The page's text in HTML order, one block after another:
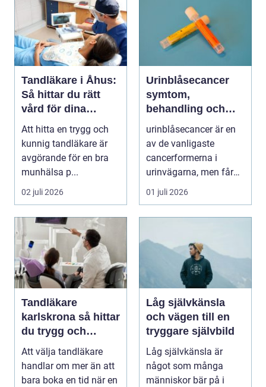
Tandläkare i Åhus:
Så hittar du rätt
vård för dina
tänder
Att hitta en trygg och
kunnig tandläkare är
avgörande för en bra
munhälsa p...
02 juli 2026
Urinblåsecancer
symtom,
behandling och
vägen vidare
urinblåsecancer är en
av de vanligaste
cancerformerna i
urinvägarna, men får
ofta mindre
01 juli 2026
Tandläkare
karlskrona så hittar
du trygg och
långsiktig tandvård
Att välja tandläkare
handlar om mer än att
bara boka en tid när en
Låg självkänsla
och vägen till en
tryggare självbild
Låg självkänsla är
något som många
människor bär på i